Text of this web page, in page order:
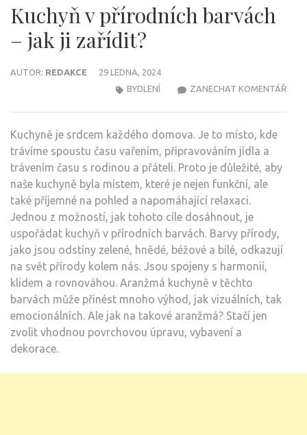
Kuchyň v přírodních barvách
– jak ji zařídit?
AUTOR: REDAKCE
29 LEDNA, 2024
ZANECHAT KOMENTÁŘNA
BYDLENÍ
Kuchyně je srdcem každého domova. Je to místo, kde
trávíme spoustu času vařením, připravováním jídla a
trávením času s rodinou a přáteli. Proto je důležité, aby
naše kuchyně byla místem, které je nejen funkční, ale
také příjemné na pohled a napomáhající relaxaci.
Jednou z možností, jak tohoto cíle dosáhnout, je
uspořádat kuchyň v přírodních barvách. Barvy přírody,
jako jsou odstíny zelené, hnědé, béžové a bílé, odkazují
na svět přírody kolem nás. Jsou spojeny s harmonií,
klidem a rovnováhou. Aranžmá kuchyně v těchto
barvách může přinést mnoho výhod, jak vizuálních, tak
emocionálních. Ale jak na takové aranžmá? Stačí jen
zvolit vhodnou povrchovou úpravu, vybavení a
dekorace.